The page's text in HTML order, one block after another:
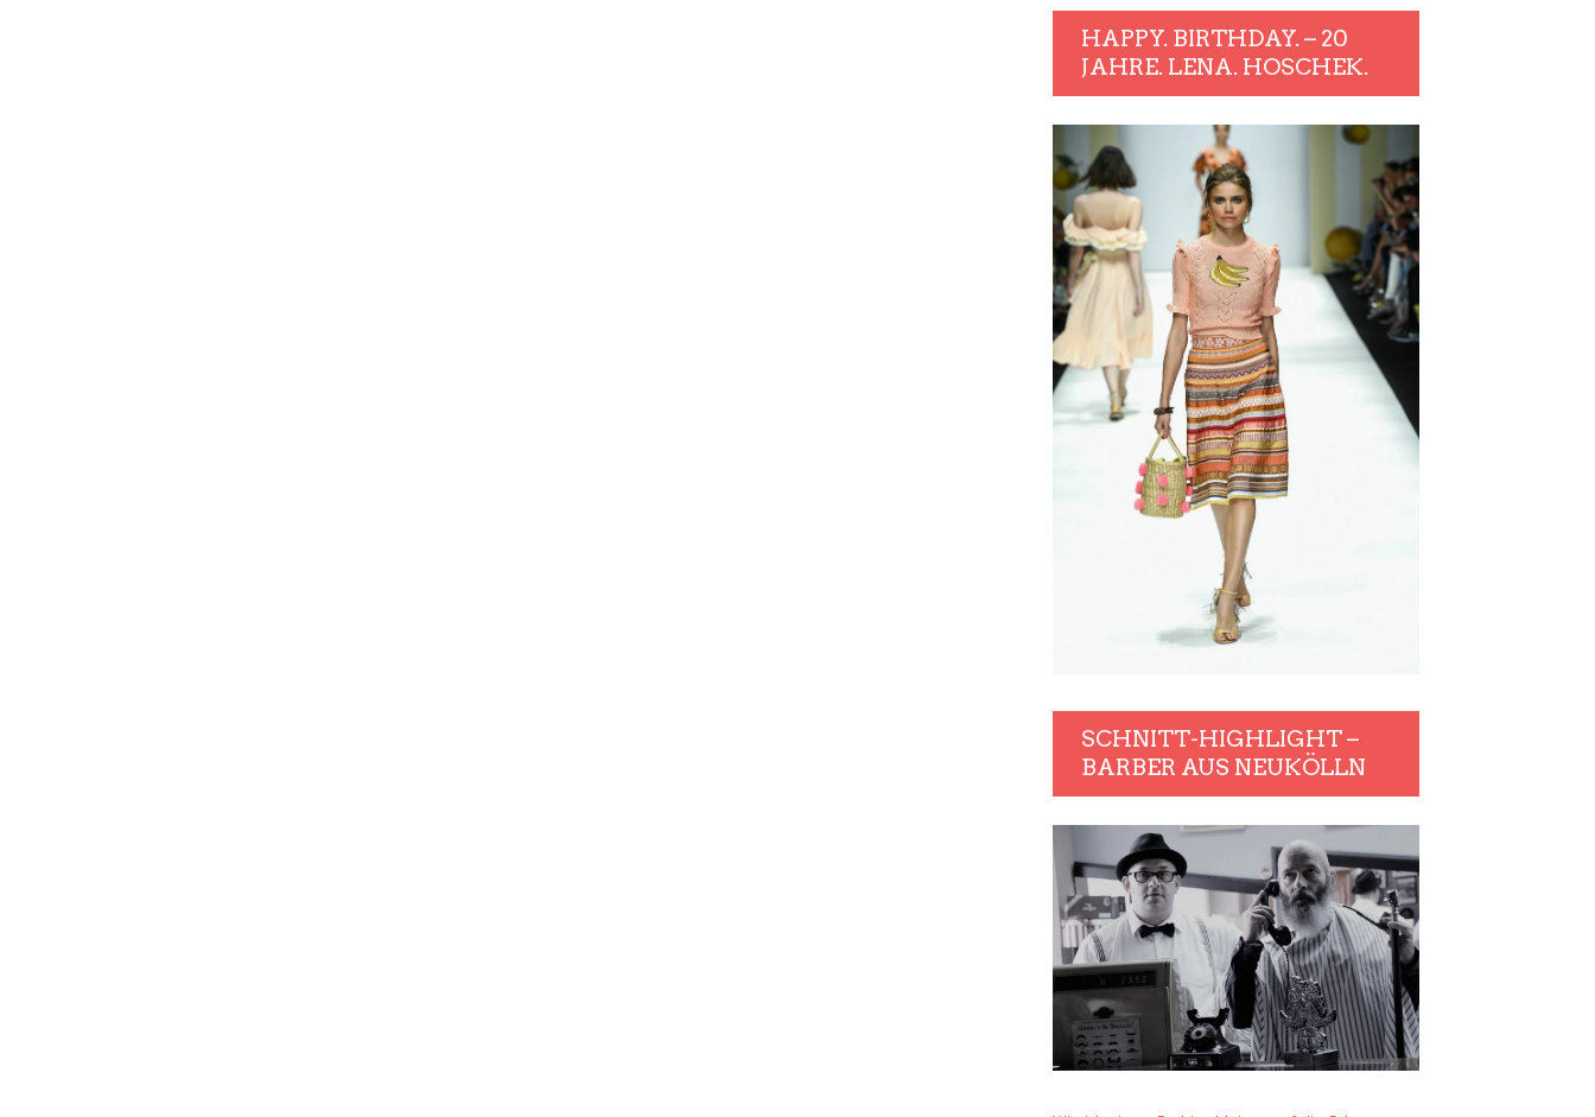
HAPPY. BIRTHDAY. – 20
JAHRE. LENA. HOSCHEK.
SCHNITT-HIGHLIGHT –
BARBER AUS NEUKÖLLN